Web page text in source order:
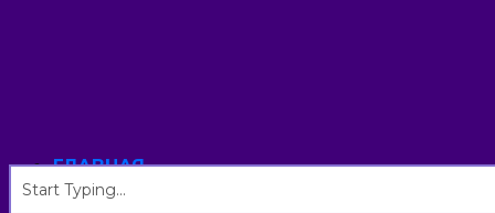
ГЛАВНАЯ
РАБОТЫ